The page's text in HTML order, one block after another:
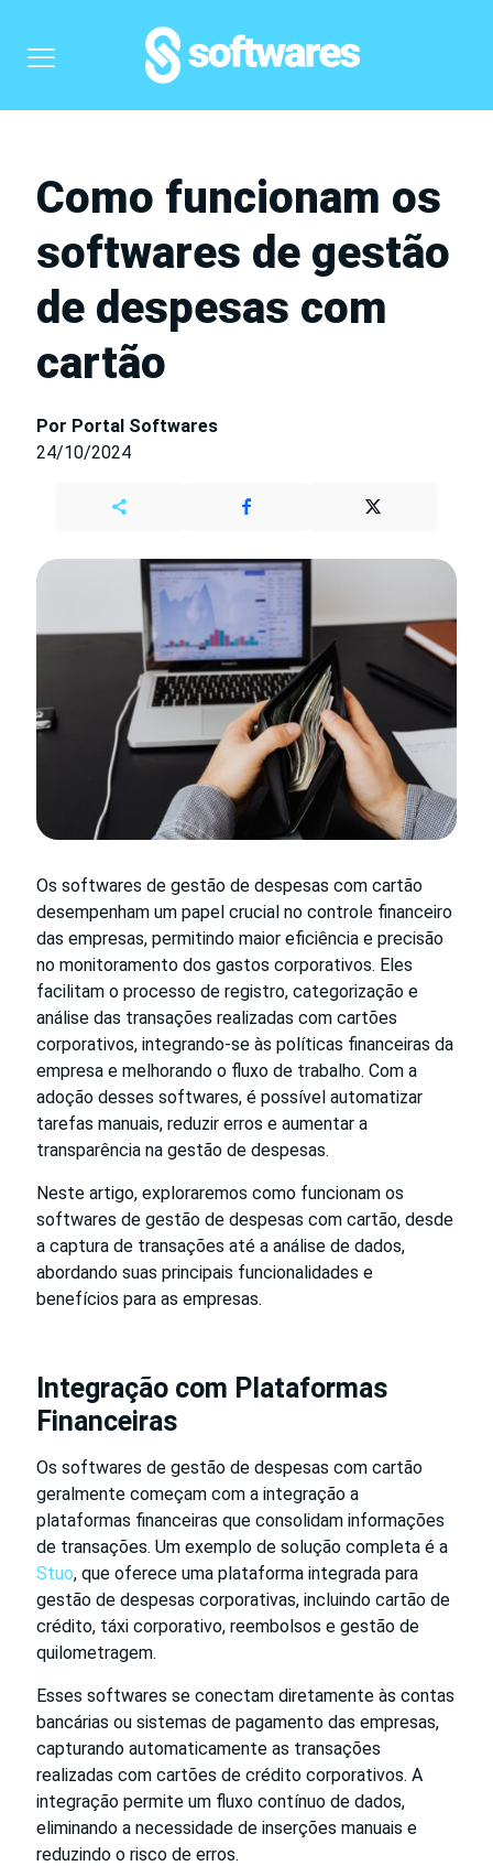
Como funcionam os
softwares de gestão
de despesas com
cartão
Por Portal Softwares
24/10/2024
Os softwares de gestão de despesas com cartão
desempenham um papel crucial no controle financeiro
das empresas, permitindo maior eficiência e precisão
no monitoramento dos gastos corporativos. Eles
facilitam o processo de registro, categorização e
análise das transações realizadas com cartões
corporativos, integrando-se às políticas financeiras da
empresa e melhorando o fluxo de trabalho. Com a
adoção desses softwares, é possível automatizar
tarefas manuais, reduzir erros e aumentar a
transparência na gestão de despesas.
Neste artigo, exploraremos como funcionam os
softwares de gestão de despesas com cartão, desde
a captura de transações até a análise de dados,
abordando suas principais funcionalidades e
benefícios para as empresas.
Integração com Plataformas
Financeiras
Os softwares de gestão de despesas com cartão
geralmente começam com a integração a
plataformas financeiras que consolidam informações
de transações. Um exemplo de solução completa é a
Stuo, que oferece uma plataforma integrada para
gestão de despesas corporativas, incluindo cartão de
crédito, táxi corporativo, reembolsos e gestão de
quilometragem.
Esses softwares se conectam diretamente às contas
bancárias ou sistemas de pagamento das empresas,
capturando automaticamente as transações
realizadas com cartões de crédito corporativos. A
integração permite um fluxo contínuo de dados,
eliminando a necessidade de inserções manuais e
reduzindo o risco de erros.